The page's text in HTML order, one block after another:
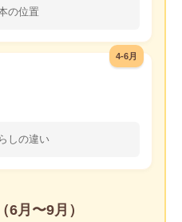
の位置
4-6月
しの違い
6月〜9月）